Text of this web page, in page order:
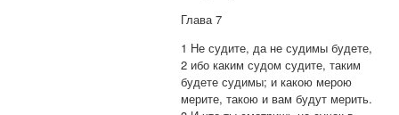
Глава 7
1 Не судите, да не судимы будете,
2 ибо каким судом судите, таким
будете судимы; и какою мерою
мерите, такою и вам будут мерить.